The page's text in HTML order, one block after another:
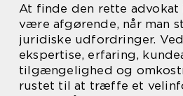
At finde den rette
være afgørende, når man
juridiske udfordringer.
ekspertise, erfaring,
tilgængelighed og
rustet til at træffe et